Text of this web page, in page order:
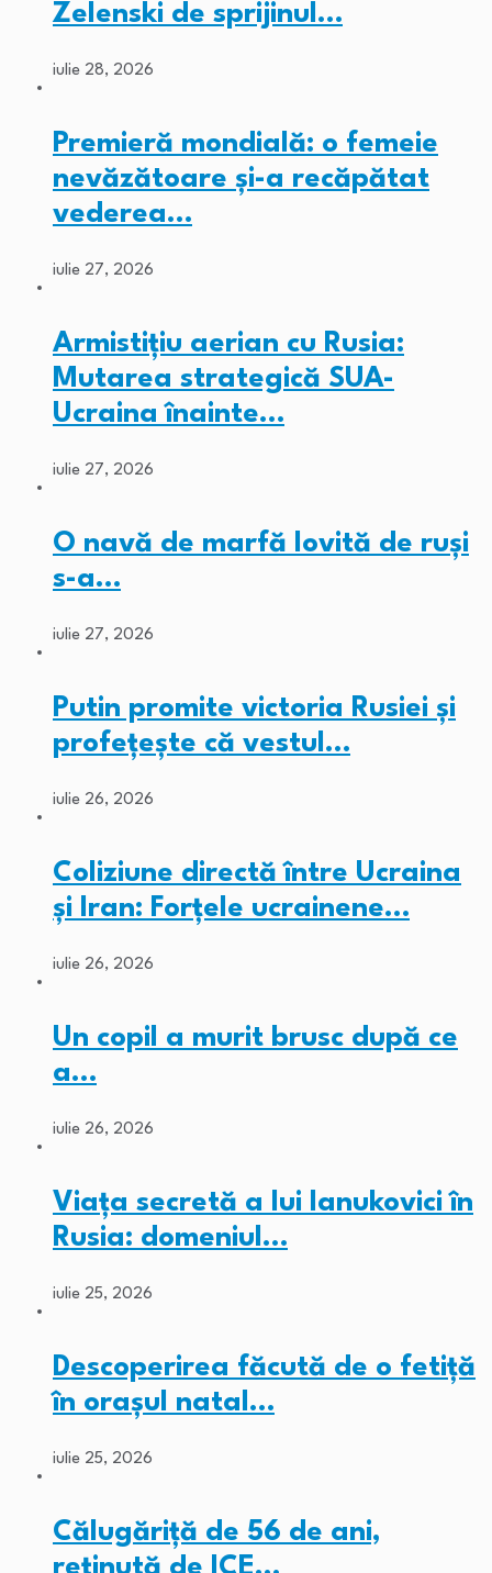
Zelenski de sprijinul…
iulie 28, 2026
Premieră mondială: o femeie
nevăzătoare și-a recăpătat
vederea…
iulie 27, 2026
Armistițiu aerian cu Rusia:
Mutarea strategică SUA-
Ucraina înainte…
iulie 27, 2026
O navă de marfă lovită de ruși
s-a…
iulie 27, 2026
Putin promite victoria Rusiei și
profețește că vestul…
iulie 26, 2026
Coliziune directă între Ucraina
și Iran: Forțele ucrainene…
iulie 26, 2026
Un copil a murit brusc după ce
a…
iulie 26, 2026
Viața secretă a lui Ianukovici în
Rusia: domeniul…
iulie 25, 2026
Descoperirea făcută de o fetiță
în orașul natal…
iulie 25, 2026
Călugăriță de 56 de ani,
reținută de ICE…